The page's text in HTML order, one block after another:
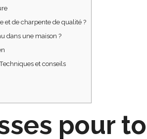
et de charpente de qualité ?
dans une maison ?
et conseils
pour